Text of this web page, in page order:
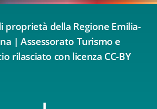
proprietà della Regione Emilia-
| Assessorato Turismo e
rilasciato con licenza CC-BY